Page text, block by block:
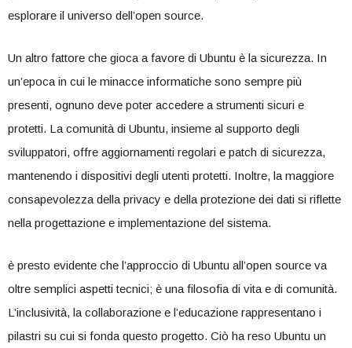
esplorare il⁣ universo dell’open source.
Un altro ‍fattore che gioca a favore‍ di Ubuntu è la sicurezza. In
un’epoca in cui le minacce​ informatiche sono sempre più
presenti, ognuno deve poter accedere a strumenti sicuri e
protetti. La comunità di Ubuntu, insieme al supporto degli
sviluppatori, offre aggiornamenti regolari ⁤e patch di sicurezza,
mantenendo​ i dispositivi ​degli utenti protetti. Inoltre, la maggiore
consapevolezza della privacy​ e della ‌protezione dei dati si riflette
nella progettazione e implementazione del sistema.
è⁢ presto evidente che l’approccio di Ubuntu all’open source va
⁢oltre semplici aspetti tecnici; è una filosofia di vita e di​ comunità.
L’inclusività, la collaborazione e l’educazione rappresentano ‌i
pilastri su‌ cui si fonda questo progetto. Ciò‌ ha⁣ reso Ubuntu un